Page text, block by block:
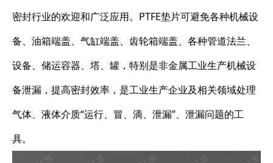
密封行业的欢迎和广泛应用。PTFE垫片可避免各种机械设
备、油箱端盖、气缸端盖、齿轮箱端盖、各种管道法兰、
设备、储运容器、塔、罐，特别是非金属工业生产机械设
备泄漏，提高密封效率，是工业生产企业及相关领域处理
气体、液体介质“运行、冒、滴、泄漏”、泄漏问题的工
具。